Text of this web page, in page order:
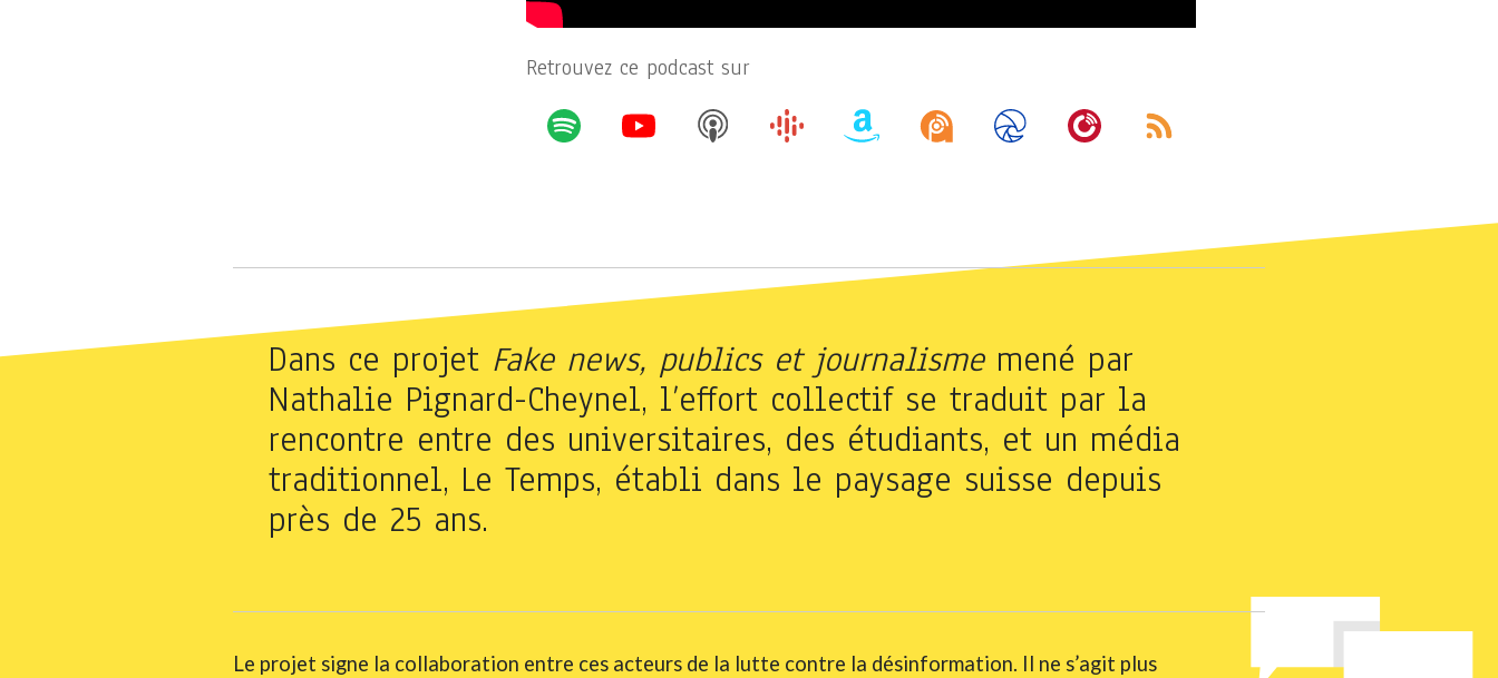
Retrouvez ce podcast sur
Dans ce projet Fake news, publics et journalisme mené par
Nathalie Pignard-Cheynel, l’effort collectif se traduit par la
rencontre entre des universitaires, des étudiants, et un média
traditionnel, Le Temps, établi dans le paysage suisse depuis
près de 25 ans.
Le projet signe la collaboration entre ces acteurs de la lutte contre la désinformation. Il ne s’agit plus